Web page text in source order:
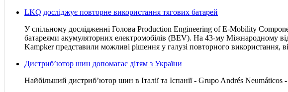
LKQ досліджує повторне використання тягових батарей
У спільному дослідженні Голова Production Engineering of E-Mobility
батареями акумуляторних електромобілів (BEV). На 43-му Міжнародному
Kampker представили можливі рішення у галузі повторного використання,
Дистриб’ютор шин допомагає дітям з України
Найбільший дистриб’ютор шин в Італії та Іспанії - Grupo Andrés